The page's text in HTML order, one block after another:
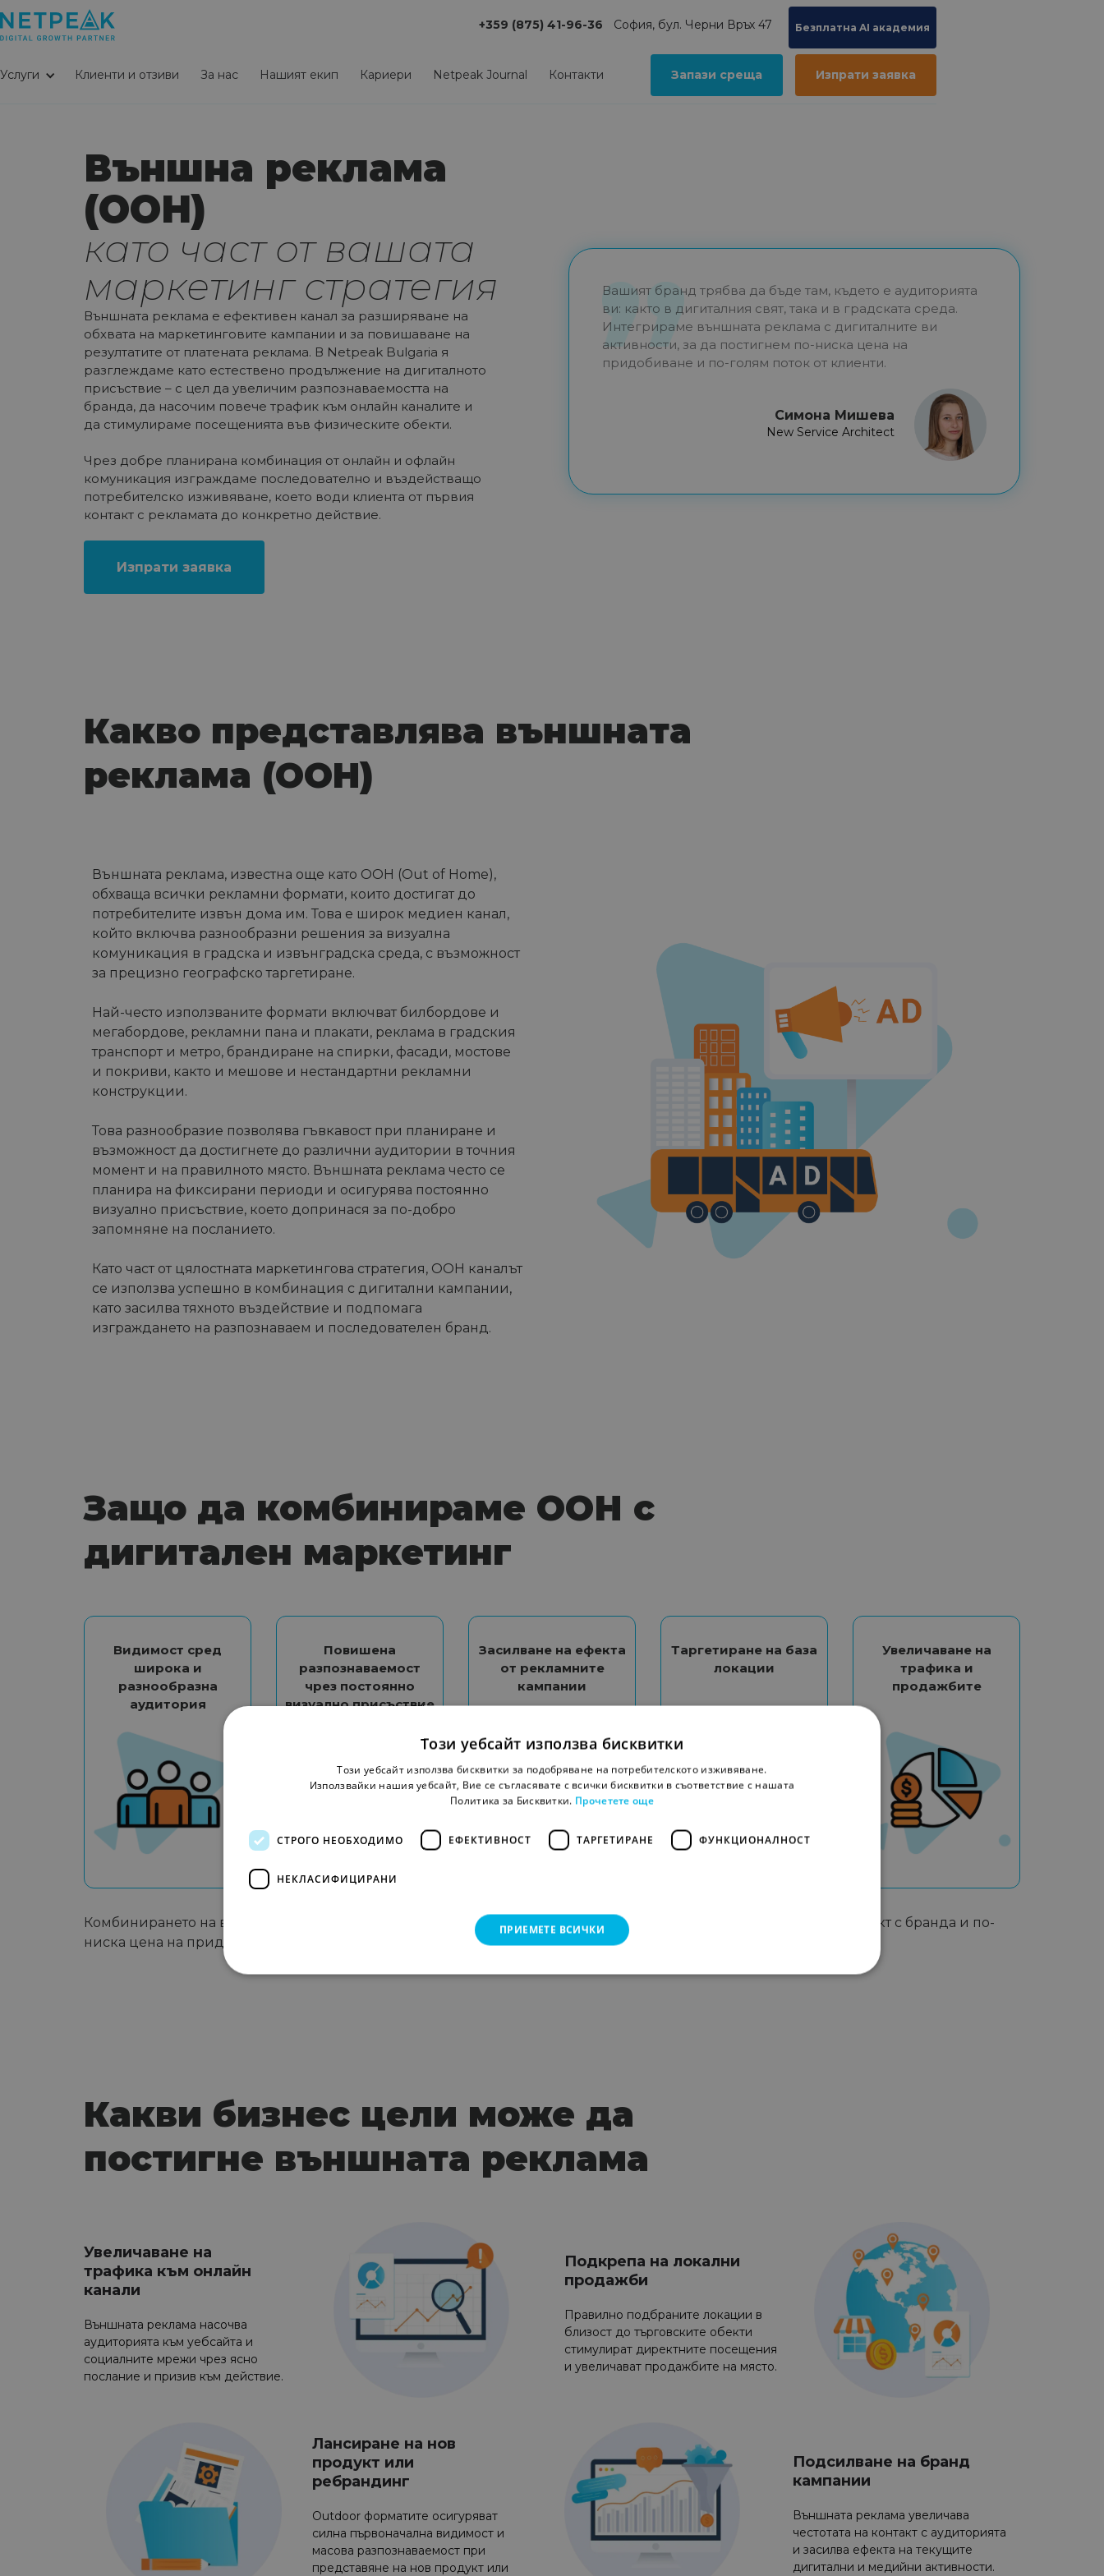
+359 (875) 41-96-36 София, бул. Черни Връх 47 Безплатна AI академия
Услуги Клиенти и отзиви За нас Нашият екип Кариери Netpeak Journal Контакти Запази среща Изпрати заявка
Външна реклама
(ООН)
като част от вашата
маркетинг стратегия
Външната реклама е ефективен канал за разширяване на
обхвата на маркетинговите кампании и за повишаване на
резултатите от платената реклама. В Netpeak Bulgaria я
разглеждаме като естествено продължение на дигиталното
присъствие – с цел да увеличим разпознаваемостта на
бранда, да насочим повече трафик към онлайн каналите и
да стимулираме посещенията във физическите обекти.
Чрез добре планирана комбинация от онлайн и офлайн
комуникация изграждаме последователно и въздействащо
потребителско изживяване, което води клиента от първия
контакт с рекламата до конкретно действие.
Изпрати заявка
Вашият бранд трябва да бъде там, където е аудиторията
ви: както в дигиталния свят, така и в градската среда.
Интегрираме външната реклама с дигиталните ви
активности, за да постигнем по-ниска цена на
придобиване и по-голям поток от клиенти.
Симона Мишева
New Service Architect
Какво представлява външната
реклама (OOH)
Външната реклама, известна още като OOH (Out of Home),
обхваща всички рекламни формати, които достигат до
потребителите извън дома им. Това е широк медиен канал,
който включва разнообразни решения за визуална
комуникация в градска и извънградска среда, с възможност
за прецизно географско таргетиране.
Най-често използваните формати включват билбордове и
мегабордове, рекламни пана и плакати, реклама в градския
транспорт и метро, брандиране на спирки, фасади, мостове
и покриви, както и мешове и нестандартни рекламни
конструкции.
Това разнообразие позволява гъвкавост при планиране и
възможност да достигнете до различни аудитории в точния
момент и на правилното място. Външната реклама често се
планира на фиксирани периоди и осигурява постоянно
визуално присъствие, което допринася за по-добро
запомняне на посланието.
Като част от цялостната маркетингова стратегия, OOH каналът
се използва успешно в комбинация с дигитални кампании,
като засилва тяхното въздействие и подпомага
изграждането на разпознаваем и последователен бранд.
Защо да комбинираме ООН с
дигитален маркетинг
Видимост сред
широка и
разнообразна
аудитория
Повишена
разпознаваемост
чрез постоянно
визуално присъствие
Засилване на ефекта
от рекламните
кампании
Таргетиране на база
локации
Увеличаване на
трафика и
продажбите
Комбинирането на външната реклама с Performance marketing стратегията ще донесе по-висока честота на контакт с бранда и по-
ниска цена на придобиване на клиент.
Какви бизнес цели може да
постигне външната реклама
Увеличаване на
трафика към онлайн
канали
Външната реклама насочва
аудиторията към уебсайта и
социалните мрежи чрез ясно
послание и призив към действие.
Подкрепа на локални
продажби
Правилно подбраните локации в
близост до търговските обекти
стимулират директните посещения
и увеличават продажбите на място.
Лансиране на нов
продукт или
ребрандинг
Outdoor форматите осигуряват
силна първоначална видимост и
масова разпознаваемост при
представяне на нов продукт или
Подсилване на бранд
кампании
Външната реклама увеличава
честотата на контакт с аудиторията
и засилва ефекта на текущите
дигитални и медийни активности.
Този уебсайт използва бисквитки
Този уебсайт използва бисквитки за подобряване на потребителското изживяване.
Използвайки нашия уебсайт, Вие се съгласявате с всички бисквитки в съответствие с нашата
Политика за Бисквитки. Прочетете още
СТРОГО НЕОБХОДИМО ЕФЕКТИВНОСТ ТАРГЕТИРАНЕ ФУНКЦИОНАЛНОСТ
НЕКЛАСИФИЦИРАНИ
ПРИЕМЕТЕ ВСИЧКИ